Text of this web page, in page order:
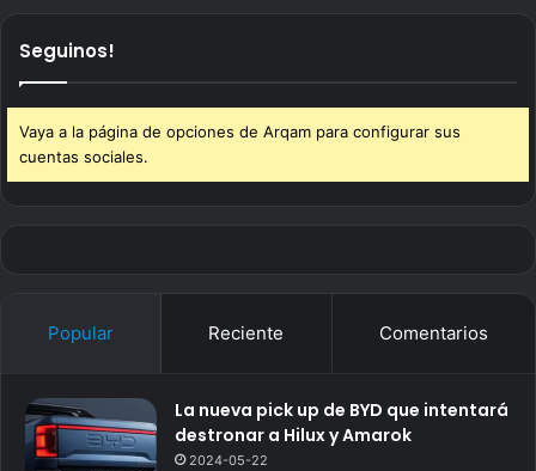
Seguinos!
Vaya a la página de opciones de Arqam para configurar sus
cuentas sociales.
Popular Reciente Comentarios
La nueva pick up de BYD que intentará
destronar a Hilux y Amarok
2024-05-22